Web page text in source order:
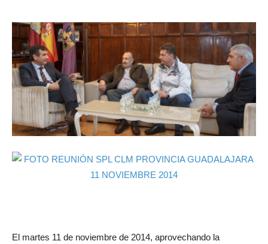
El martes 11 de noviembre de 2014, aprovechando la